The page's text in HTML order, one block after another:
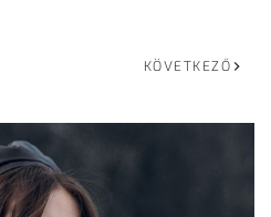
KÖVETKEZŐ